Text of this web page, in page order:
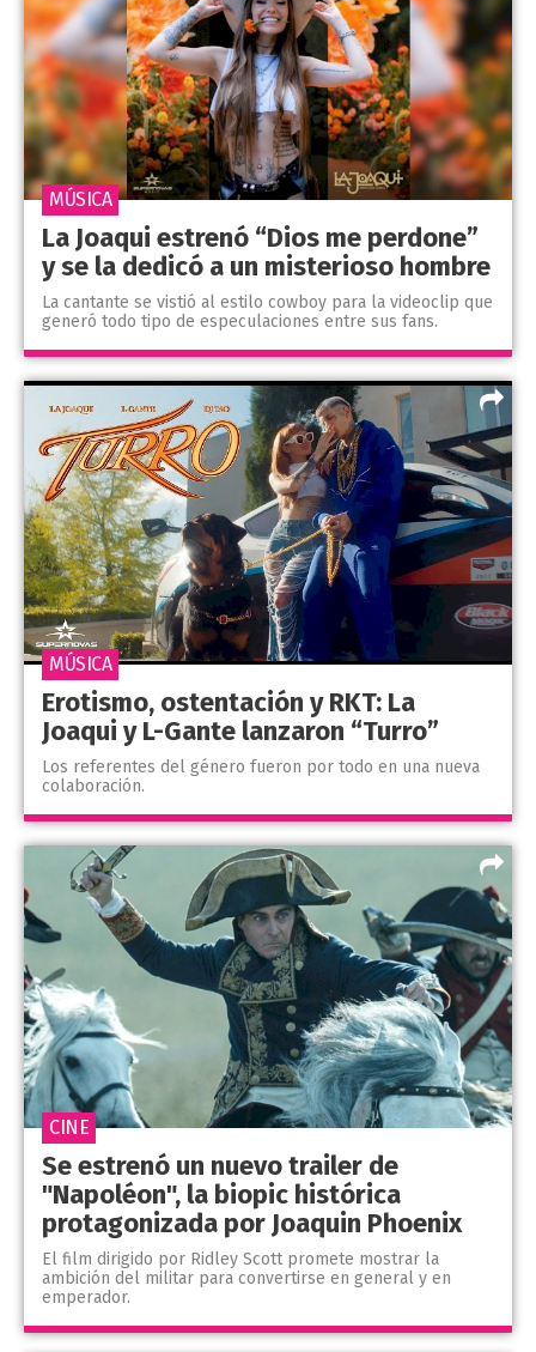
La Joaqui estrenó “Dios me perdone”
y se la dedicó a un misterioso hombre
La cantante se vistió al estilo cowboy para la videoclip que
generó todo tipo de especulaciones entre sus fans.
MÚSICA
Erotismo, ostentación y RKT: La
Joaqui y L-Gante lanzaron “Turro”
Los referentes del género fueron por todo en una nueva
colaboración.
MÚSICA
Se estrenó un nuevo trailer de
"Napoléon", la biopic histórica
protagonizada por Joaquin Phoenix
El film dirigido por Ridley Scott promete mostrar la
ambición del militar para convertirse en general y en
emperador.
CINE